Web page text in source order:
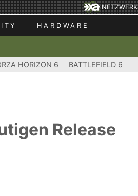
NETZWERK
HARDWARE
HORIZON 6 BATTLEFIELD 6
Release